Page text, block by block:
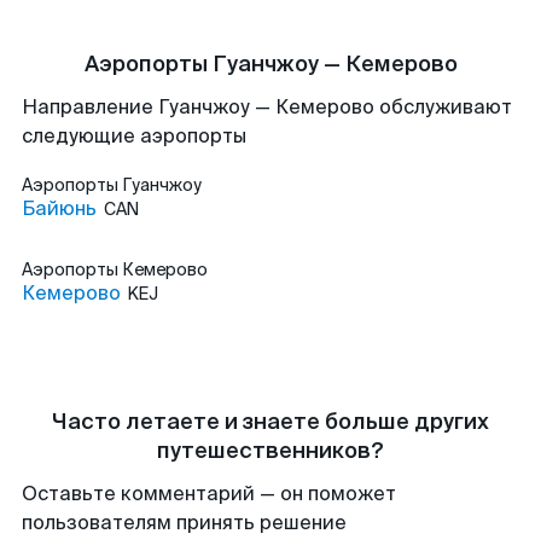
Аэропорты Гуанчжоу — Кемерово
Направление Гуанчжоу — Кемерово обслуживают
следующие аэропорты
Аэропорты Гуанчжоу
Байюнь CAN
Аэропорты Кемерово
Кемерово KEJ
Часто летаете и знаете больше других
путешественников?
Оставьте комментарий — он поможет
пользователям принять решение